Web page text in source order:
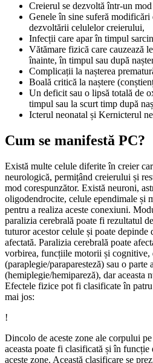
creierul se dezvoltă într-un
genele în sine suferă modificări care au un impact asupra
dezvoltării celulelor creierului,
infecții care apar în timpul
vătămare fizică care cauzează leziuni cerebrale și care are loc
înainte, în timpul sau după
Complicații la nașterea
Boală critică la naștere
Un deficit sau o lipsă totală de oxigen la nivelul creierului în
timpul sau la scurt timp după
Icterul neonatal și Kernicterul
Cum se manifestă PC?
Există multe celule diferite în creier
neurologică, permițând creierului și
mod corespunzător. Există neuroni,
oligodendrocite, celule ependimale și
pentru a realiza aceste conexiuni.
paralizia cerebrală poate fi rezultatul
tuturor acestor celule și poate depinde
afectată. Paralizia cerebrală poate
vorbirea, funcțiile motorii și cognitive,
(paraplegie/paraparesteză) sau o parte
(hemiplegie/hemipareză), dar aceasta
Efectele fizice pot fi clasificate în
mai jos:
!
Dincolo de aceste zone ale corpului
aceasta poate fi clasificată și în funcție
aceste zone. Această clasificare se